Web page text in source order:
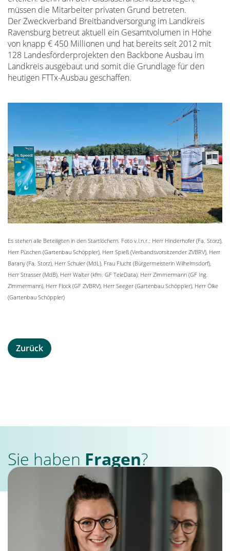
müssen die Mitarbeiter privaten Grund betreten.
Der Zweckverband Breitbandversorgung im Landkreis
Ravensburg betreut aktuell ein Gesamtvolumen in Höhe
von knapp € 450 Millionen und hat bereits seit 2012 mit
128 Landesförderprojekten den Backbone Ausbau im
Landkreis ausgebaut und somit die Grundlage für den
heutigen FTTx-Ausbau geschaffen.
Es stehen alle Beteiligten in den Startlöchern. Foto v.l.n.r.: Herr Hinderhofer (Fa. Storz),
Herr Püschen (Gartenbau Schöppler), Herr Spieß (Verbandsvorsitzender ZVBRV), Herr
Barany (Fa. Storz), Herr Schuler (MdL), Frau Flucht (Bürgermeisterin Wilhelmsdorf),
Herr Strasser (MdB), Herr Walter (kfm. GF TeleData), Herr Zimmermann (GF Ing.
Zimmermann), Herr Flock (GF ZVBRV), Herr Seeger (Gartenbau Schöppler), Herr Ölke
(Gartenbau Schöppler)
Zurück
Sie haben Fragen?